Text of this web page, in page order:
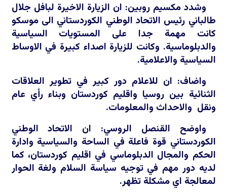
وشدد مكسيم روبين: ان الزيارة الاخيرة لبافل جلال
طالباني رئيس الاتحاد الوطني الكوردستاني الى موسكو
كانت مهمة جدا على المستويات السياسية
والدبلوماسية. وكانت للزيارة اصداء كبيرة في الاوساط
السياسية والاعلامية.
واضاف: ان للاعلام دور كبير في تطوير العلاقات
الثنائية بين روسيا واقليم كوردستان وبناء رأي عام
ونقل والاحداث والمعلومات.
واوضح القنصل الروسي: ان الاتحاد الوطني
الكوردستاني قوة فاعلة في الساحة والسياسية وادارة
الحكم والمجال الدبلوماسي في اقليم كوردستان، كما
لديه دور مهم في توجيه سياسة السلام ولغة الحوار
لمعالجة اي مشكلة تظهر.